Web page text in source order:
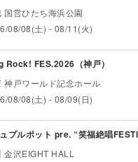
国営ひたち海浜公園
08/08(土) - 08/11(火)
Rock! FES.2026（神戸）
神戸ワールド記念ホール
08/08(土) - 08/09(日)
プルポット pre. “笑福絶唱
金沢EIGHT HALL